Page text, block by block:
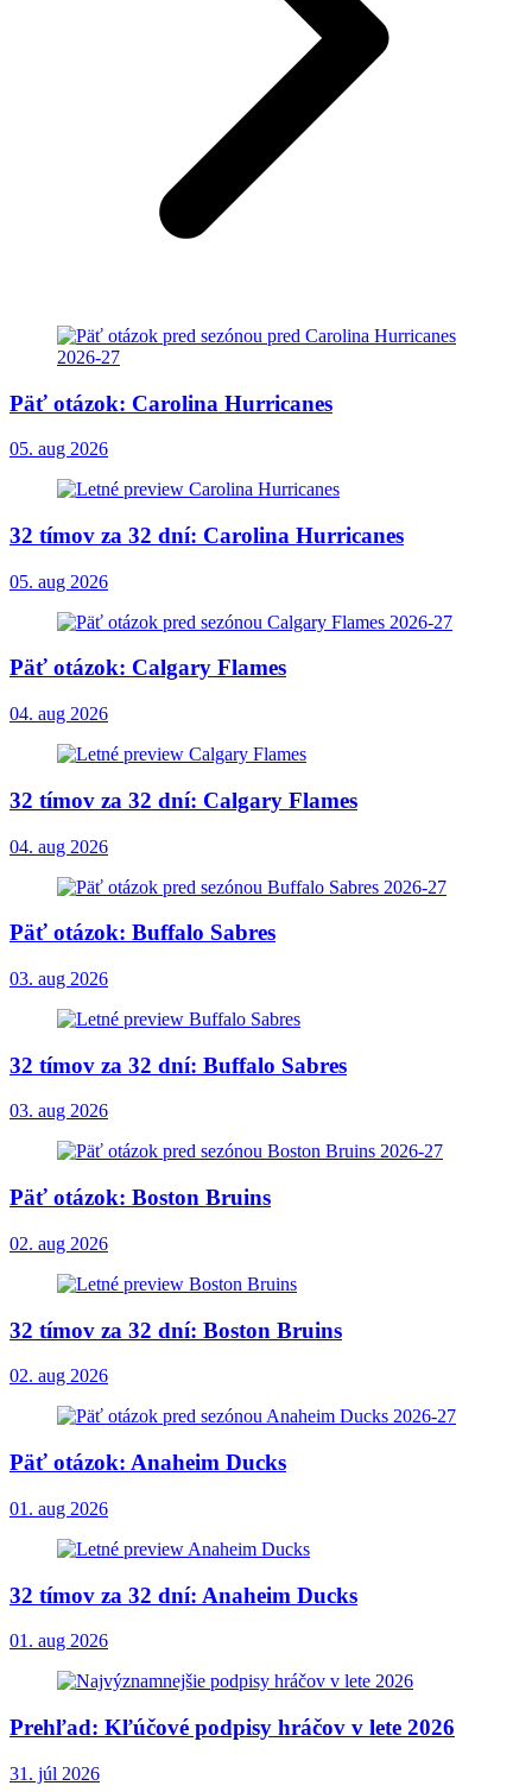
Päť otázok: Carolina Hurricanes
05. aug 2026
32 tímov za 32 dní: Carolina Hurricanes
05. aug 2026
Päť otázok: Calgary Flames
04. aug 2026
32 tímov za 32 dní: Calgary Flames
04. aug 2026
Päť otázok: Buffalo Sabres
03. aug 2026
32 tímov za 32 dní: Buffalo Sabres
03. aug 2026
Päť otázok: Boston Bruins
02. aug 2026
32 tímov za 32 dní: Boston Bruins
02. aug 2026
Päť otázok: Anaheim Ducks
01. aug 2026
32 tímov za 32 dní: Anaheim Ducks
01. aug 2026
Prehľad: Kľúčové podpisy hráčov v lete 2026
31. júl 2026